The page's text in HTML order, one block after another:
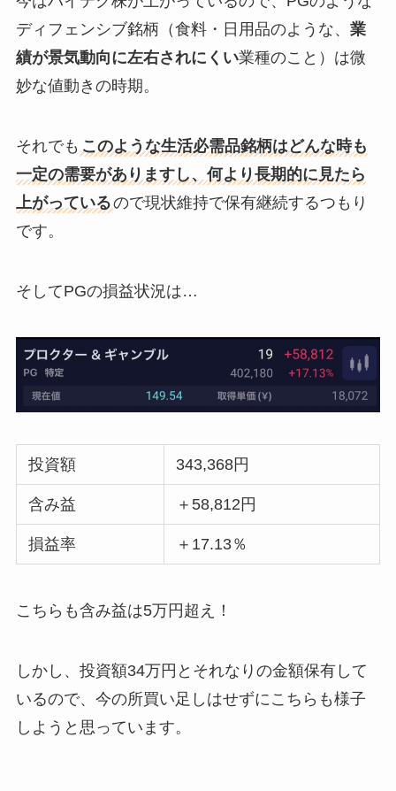
ディフェンシブ銘柄（食料・日用品のような、 業
績が景気動向に左右されにくい業種のこと）は微
妙な値動きの時期。
それでも このような生活必需品銘柄はどんな時も
一定の需要がありますし、何より長期的に見たら
上がっているので現状維持で保有継続するつもり
です。
そしてPGの損益状況は…
投資額 343,368円
含み益 ＋58,812円
損益率 ＋17.13％
こちらも含み益は5万円超え！
しかし、投資額34万円とそれなりの金額保有して
いるので、今の所買い足しはせずにこちらも様子
しようと思っています。